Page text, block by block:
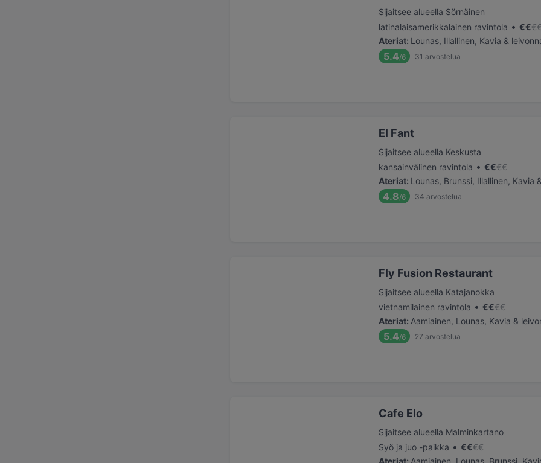
Sijaitsee alueella Sörnäinen
latinalaisamerikkalainen ravintola • €€€€
Ateriat: Lounas, Illallinen, Kavia &
5.4/6 31 arvostelua
El Fant
Sijaitsee alueella Keskusta
kansainvälinen ravintola • €€€€
Ateriat: Lounas, Brunssi, Illallinen, Kavia
4.8/6 34 arvostelua
Fly Fusion Restaurant
Sijaitsee alueella Katajanokka
vietnamilainen ravintola • €€€€
Ateriat: Aamiainen, Lounas, Kavia &
5.4/6 27 arvostelua
Cafe Elo
Sijaitsee alueella Malminkartano
Syö ja juo -paikka • €€€€
Ateriat: Aamiainen, Lounas, Brunssi,